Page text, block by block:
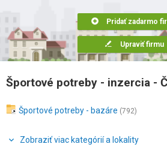
Pridať zadarmo
Upraviť firmu
Športové potreby - inzercia -
Športové potreby - bazáre (792)
Zobraziť viac kategórií a lokality